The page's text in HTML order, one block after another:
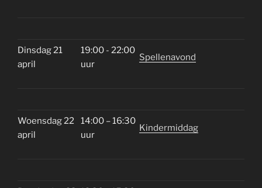
Dinsdag 21
april
19:00 - 22:00
uur
Spellenavond
Woensdag 22
april
14:00 – 16:30
uur
Kindermiddag